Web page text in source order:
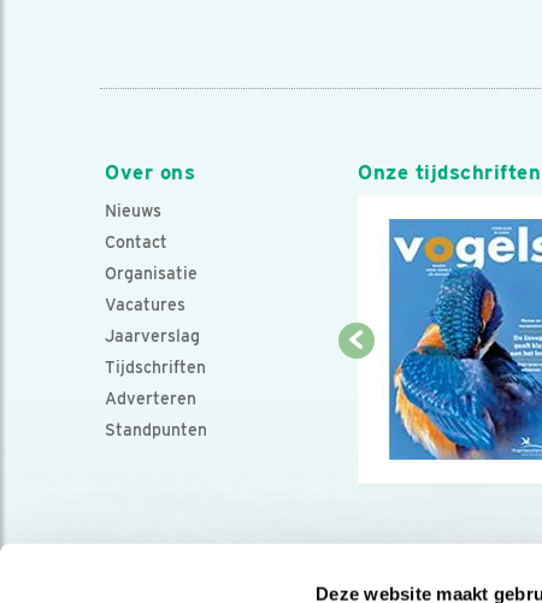
Deze website maakt
Over ons
Nieuws
Contact
Organisatie
Vacatures
Jaarverslag
Tijdschriften
Adverteren
Standpunten
Onze tijdschriften